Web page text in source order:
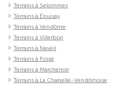
Terrains à Selommes
Terrains à Épuisay
Terrains à Vendôme
Terrains à Villerbon
Terrains à Naveil
Terrains à Fossé
Terrains à Marchenoir
Terrains à La Chapelle-Vendômoise